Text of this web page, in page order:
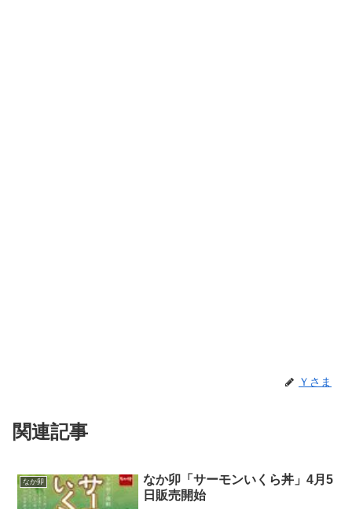
Ｙさま
関連記事
なか卯
なか卯「サーモンいくら丼」4月5
日販売開始